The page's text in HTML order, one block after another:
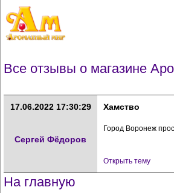
Все отзывы о магазине
17.06.2022 17:30:29
Сергей Фёдоров
Хамство
Город Воронеж
Открыть тему
На главную